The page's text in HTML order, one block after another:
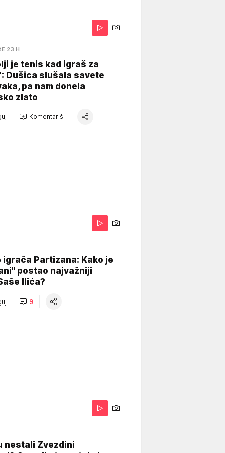
23 H
je tenis kad igraš za
Dušica slušala savete
pa nam donela
zlato
Komentariši
igrača Partizana: Kako je
postao najvažniji
Ilića?
9
nestali Zvezdini